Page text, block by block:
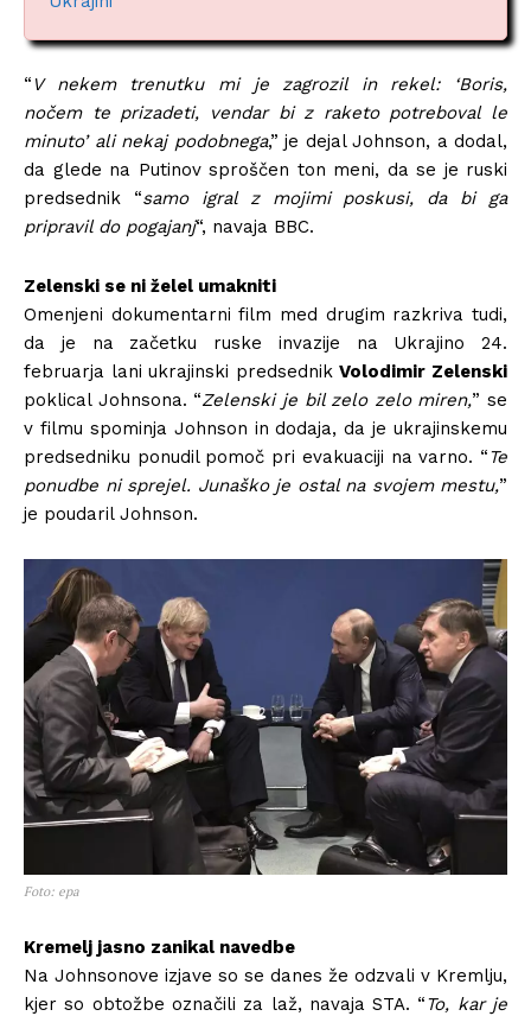
“ V nekem trenutku mi je zagrozil in rekel: ‘Boris,
nočem te prizadeti, vendar bi z raketo potreboval le
minuto’ ali nekaj podobnega,” je dejal Johnson, a dodal,
da glede na Putinov sproščen ton meni, da se je ruski
predsednik “samo igral z mojimi poskusi, da bi ga
pripravil do pogajanj“, navaja BBC.
Zelenski se ni želel umakniti
Omenjeni dokumentarni film med drugim razkriva tudi,
da je na začetku ruske invazije na Ukrajino 24.
februarja lani ukrajinski predsednikVolodimir Zelenski
poklical Johnsona. “Zelenski je bil zelo zelo miren,” se
v filmu spominja Johnson in dodaja, da je ukrajinskemu
predsedniku ponudil pomoč pri evakuaciji na varno. “Te
ponudbe ni sprejel. Junaško je ostal na svojem mestu,”
je poudaril Johnson.
Foto: epa
Kremelj jasno zanikal navedbe
Na Johnsonove izjave so se danes že odzvali v Kremlju,
kjer so obtožbe označili za laž, navaja STA. “To, kar je